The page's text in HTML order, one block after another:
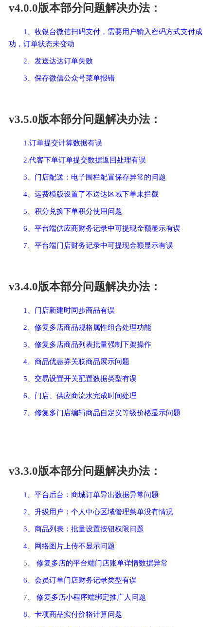
v4.0.0版本部分问题解决办法：
1、收银台微信扫码支付，需要用户输入密码方式支付成
功，订单状态未变动
2、发送达达订单失败
3、保存微信公众号菜单报错
v3.5.0版本部分问题解决办法：
1.订单提交计算数据有误
2.代客下单订单提交数据返回处理有误
3、门店配送：电子围栏配置保存异常的问题
4、运费模版设置了不送达区域下单未拦截
5、积分兑换下单积分使用问题
6、平台端供应商财务记录中可提现金额显示有误
7、平台端门店财务记录中可提现金额显示有误
v3.4.0版本部分问题解决办法：
1、门店新建时同步商品有误
2、修复多店商品规格属性组合处理功能
3、修复多店商品列表批量强制下架操作
4、商品优惠券关联商品展示问题
5、交易设置开关配置数据类型有误
6、门店、供应商流水完成时间处理
7、修复多门店编辑商品自定义等级价格显示问题
v3.3.0版本部分问题解决办法：
1、平台后台：商城订单导出数据异常问题
2、升级用户：个人中心区域管理菜单没有情况
3、商品列表：批量设置按钮权限问题
4、网络图片上传不显示问题
5、 修复多店的平台端门店账单详情数据异常
6、会员订单门店财务记录类型有误
7、 修复多店小程序端绑定推广人问题
8、卡项商品实付价格计算问题